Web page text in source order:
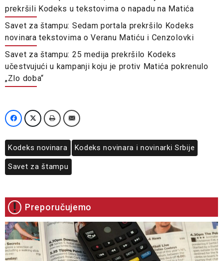
prekršili Kodeks u tekstovima o napadu na Matića
Savet za štampu: Sedam portala prekršilo Kodeks
novinara tekstovima o Veranu Matiću i Cenzolovki
Savet za štampu: 25 medija prekršilo Kodeks
učestvujući u kampanji koju je protiv Matića pokrenulo
„Zlo doba“
Kodeks novinara Kodeks novinara i novinarki Srbije
Savet za štampu
Preporučujemo